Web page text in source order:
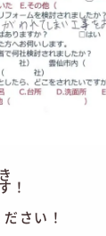
！
さい！